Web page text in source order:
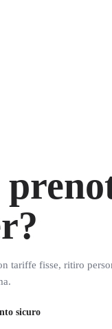
tariffe fisse, ritiro
sicuro